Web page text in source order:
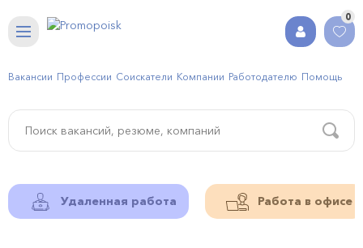
0
Вакансии Профессии Соискатели Компании Работодателю Помощь
Удаленная работа Работа в офисе